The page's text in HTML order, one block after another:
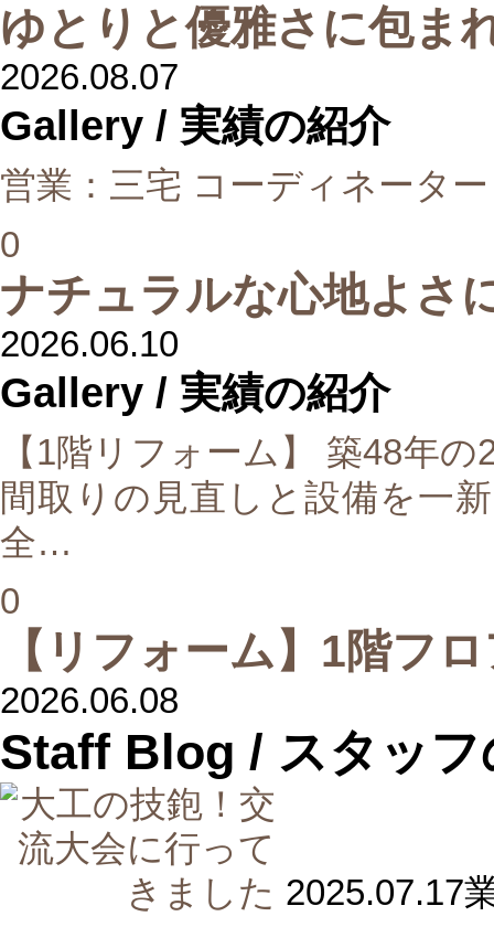
ゆとりと優雅さに包ま
2026.08.07
Gallery / 実績の紹介
営業：三宅 コーディネータ
0
ナチュラルな心地よさ
2026.06.10
Gallery / 実績の紹介
【1階リフォーム】 築48年
間取りの見直しと設備を一
全…
0
【リフォーム】1階フ
2026.06.08
Staff Blog / スタッ
2025.07.17